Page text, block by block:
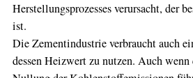
Herstellungsprozesses verursacht, der
ist.
Die Zementindustrie verbraucht auch
dessen Heizwert zu nutzen. Auch